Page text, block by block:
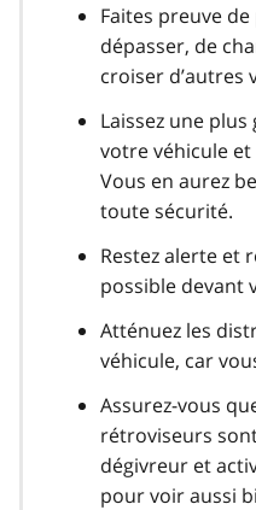
Faites preuve
dépasser, de
croiser d’autres
Laissez une
votre véhicule
Vous en aurez
toute sécurité.
Restez alerte et
possible devant
Atténuez les
véhicule, car
Assurez-vous
rétroviseurs
dégivreur et
pour voir aussi